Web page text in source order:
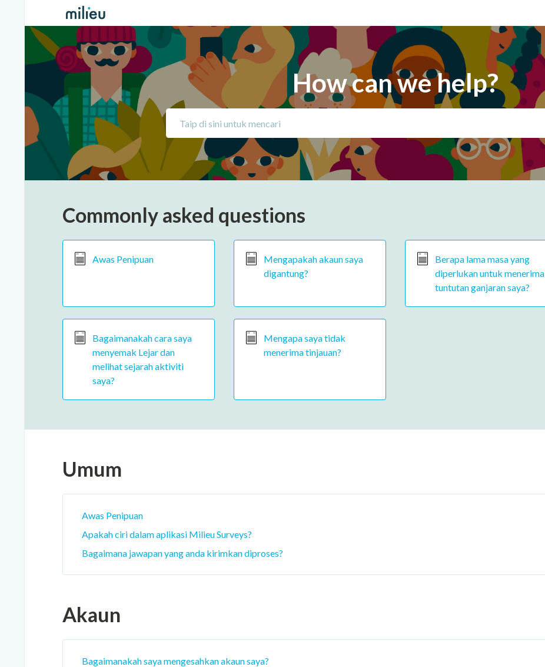
How can we help?
Commonly asked questions
Awas Penipuan
Mengapakah akaun saya
digantung?
Berapa lama masa yang
diperlukan untuk menerima
tuntutan ganjaran saya?
Bagaimanakah cara saya
menyemak Lejar dan
melihat sejarah aktiviti
saya?
Mengapa saya tidak
menerima tinjauan?
Umum
Awas Penipuan
Apakah ciri dalam aplikasi Milieu Surveys?
Bagaimana jawapan yang anda kirimkan diproses?
Akaun
Bagaimanakah saya mengesahkan akaun saya?